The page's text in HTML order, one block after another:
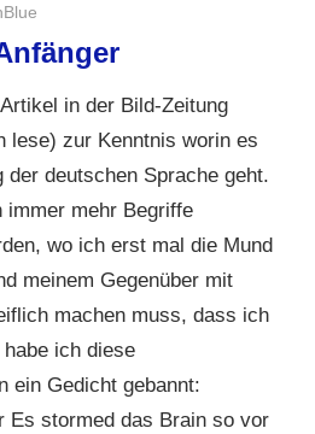
in der Bild-Zeitung
lese) zur Kenntnis worin es
der deutschen Sprache geht.
immer mehr Begriffe
wo ich erst mal die Mund
meinem Gegenüber mit
machen muss, dass ich
ich diese
ein Gedicht gebannt:
Es stormed das Brain so vor